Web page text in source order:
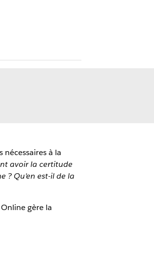
à la
avoir la certitude
? Qu'en est-il de la
gère la